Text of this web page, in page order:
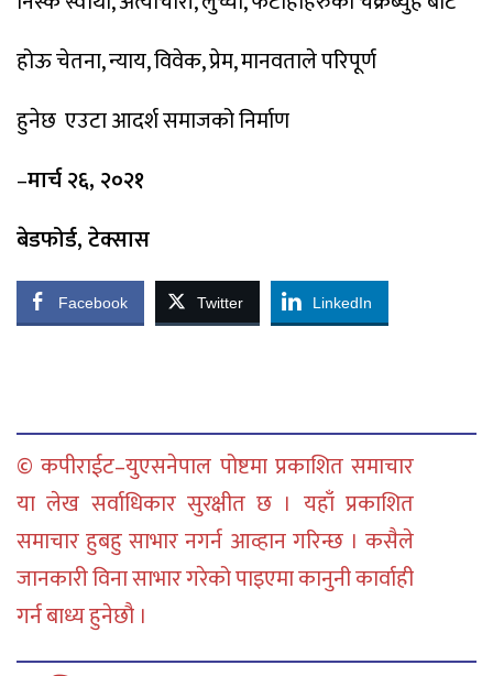
होऊचेतना,न्याय,विवेक,प्रेम,मानवतालेपरिपूर्ण
हुनेछ एउटाआदर्शसमाजकोनिर्माण
–मार्च२६, २०२१
बेडफोर्ड,टेक्सास
Facebook Twitter LinkedIn
© कपीराईट–युएसनेपाल पोष्टमा प्रकाशित समाचार
या लेख सर्वाधिकार सुरक्षीत छ । यहाँ प्रकाशित
समाचार हुबहु साभार नगर्न आव्हान गरिन्छ । कसैले
जानकारी विना साभार गरेको पाइएमा कानुनी कार्वाही
गर्न बाध्य हुनेछौ ।